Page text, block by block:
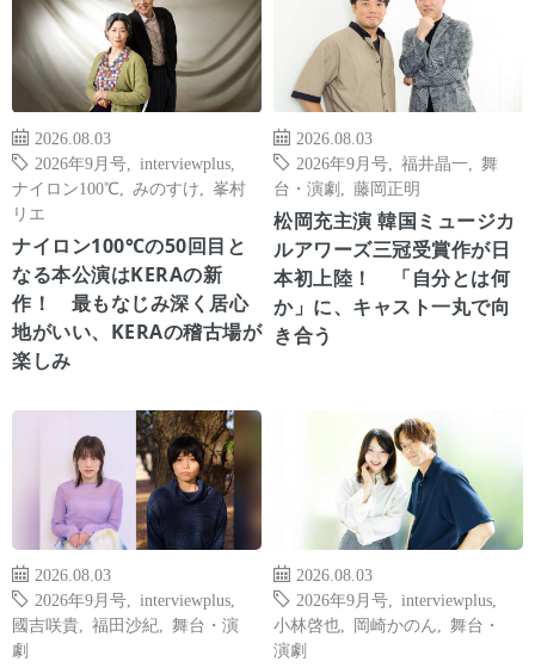
2026.08.03
2026年9月号
interviewplus
ナイロン100℃
みのすけ
峯村
リエ
ナイロン100℃の50回目と
なる本公演はKERAの新
作！ 最もなじみ深く居心
地がいい、KERAの稽古場が
楽しみ
2026.08.03
2026年9月号
福井晶一
舞
台・演劇
藤岡正明
松岡充主演 韓国ミュージカ
ルアワーズ三冠受賞作が日
本初上陸！ 「自分とは何
か」に、キャスト一丸で向
き合う
2026.08.03
2026年9月号
interviewplus
國吉咲貴
福田沙紀
舞台・演
劇
2026.08.03
2026年9月号
interviewplus
小林啓也
岡崎かのん
舞台・
演劇